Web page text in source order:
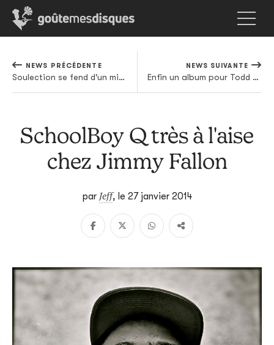
NEWS PRÉCÉDENTE
Soulection se fend d'un mix en forme de best of pour ses 3 ans
NEWS SUIVANTE
Enfin un album pour Todd Terje
SchoolBoy Q très à l'aise
chez Jimmy Fallon
par Jeff, le 27 janvier 2014